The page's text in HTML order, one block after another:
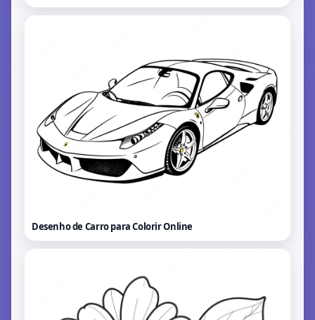
Desenho de Carro para ColorirOnline